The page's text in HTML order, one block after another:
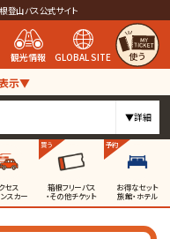
登山バス公式サイト
観光情報 GLOBAL SITE 使う
示▼
▼詳細
セス
ンスカー
買う
箱根フリーパス
・その他チケット
予約
お得なセット
旅館・ホテル